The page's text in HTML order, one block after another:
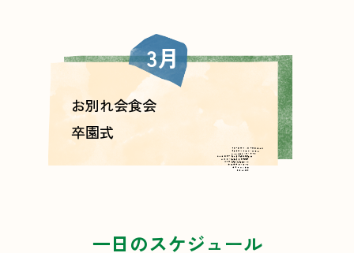
3月
お別れ会食会
卒園式
一日のスケジュール